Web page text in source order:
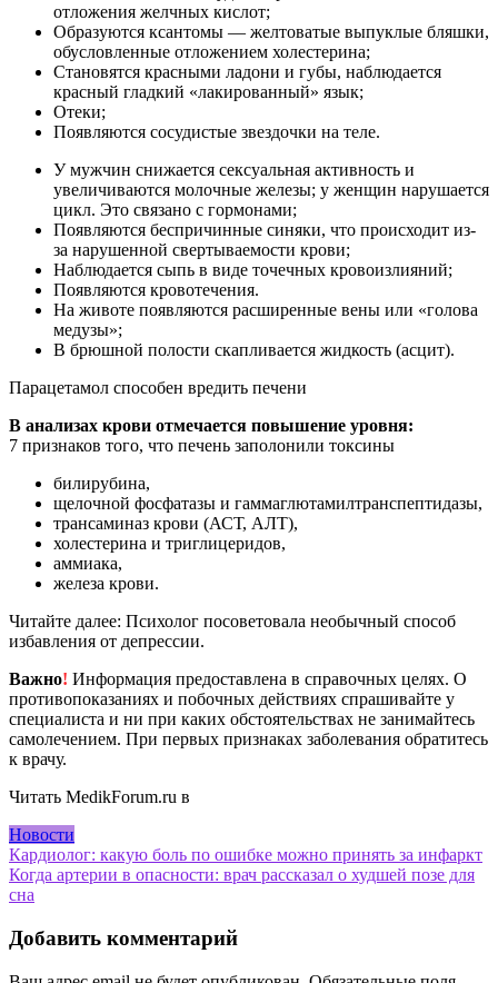
отложения желчных кислот;
Образуются ксантомы — желтоватые выпуклые бляшки,
обусловленные отложением холестерина;
Становятся красными ладони и губы, наблюдается
красный гладкий «лакированный» язык;
Отеки;
Появляются сосудистые звездочки на теле.
У мужчин снижается сексуальная активность и
увеличиваются молочные железы; у женщин нарушается
цикл. Это связано с гормонами;
Появляются беспричинные синяки, что происходит из-
за нарушенной свертываемости крови;
Наблюдается сыпь в виде точечных кровоизлияний;
Появляются кровотечения.
На животе появляются расширенные вены или «голова
медузы»;
В брюшной полости скапливается жидкость (асцит).
Парацетамол способен вредить печени
В анализах крови отмечается повышение уровня:
7 признаков того, что печень заполонили токсины
билирубина,
щелочной фосфатазы и гаммаглютамилтранспептидазы,
трансаминаз крови (АСТ, АЛТ),
холестерина и триглицеридов,
аммиака,
железа крови.
Читайте далее: Психолог посоветовала необычный способ
избавления от депрессии.
Важно! Информация предоставлена в справочных целях. О
противопоказаниях и побочных действиях спрашивайте у
специалиста и ни при каких обстоятельствах не занимайтесь
самолечением. При первых признаках заболевания обратитесь
к врачу.
Читать MedikForum.ru в
Новости
Навигация
по
Кардиолог: какую боль по ошибке можно принять за инфаркт
Когда артерии в опасности: врач рассказал о худшей позе для
сна
Добавить комментарий